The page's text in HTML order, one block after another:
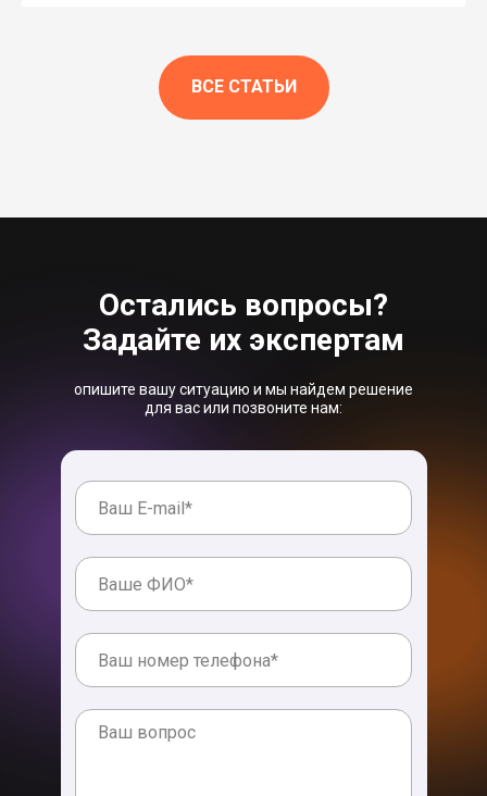
ВСЕ СТАТЬИ
Остались вопросы?
Задайте их экспертам
опишите вашу ситуацию и мы найдем решение
для вас или позвоните нам: